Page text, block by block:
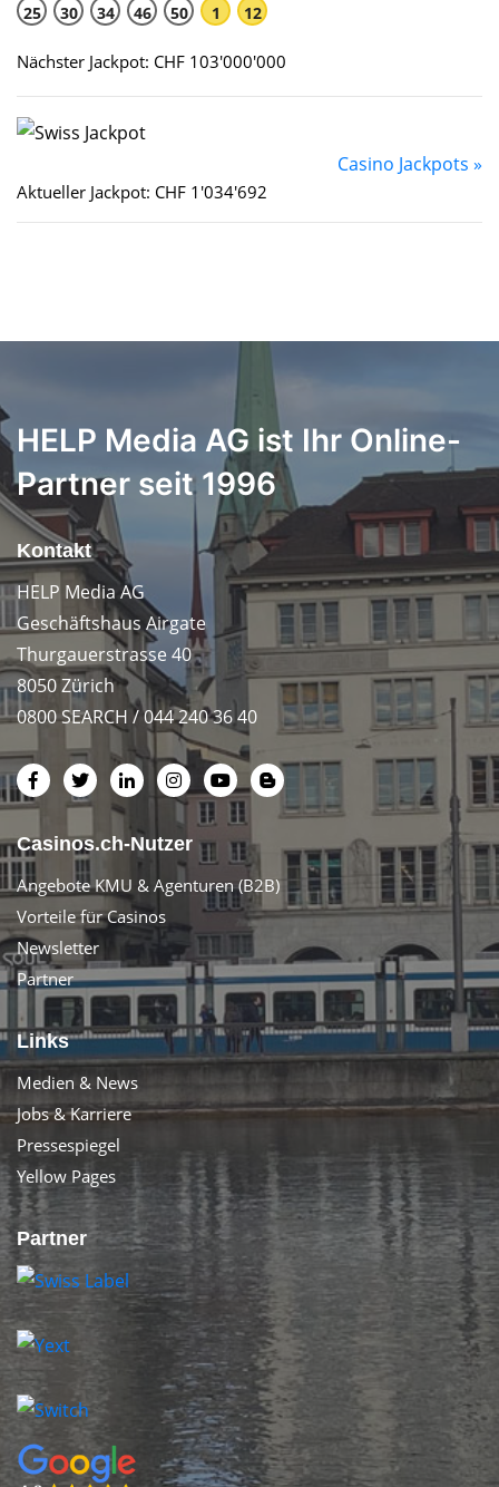
25 30 34 46 50 1 12
Nächster Jackpot: CHF 103'000'000
Casino Jackpots »
Aktueller Jackpot: CHF 1'034'692
HELP Media AG ist Ihr Online-
Partner seit 1996
Kontakt
HELP Media AG
Geschäftshaus Airgate
Thurgauerstrasse 40
8050 Zürich
0800 SEARCH / 044 240 36 40
Casinos.ch-Nutzer
Angebote KMU & Agenturen (B2B)
Vorteile für Casinos
Newsletter
Partner
Links
Medien & News
Jobs & Karriere
Pressespiegel
Yellow Pages
Partner